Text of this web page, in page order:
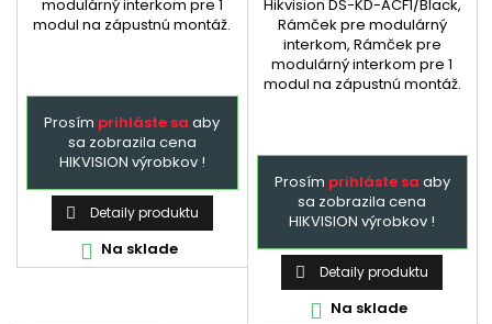
modulárný interkom pre 1
modul na zápustnú montáž.
Prosím prihláste sa aby
sa zobrazila cena
HIKVISION výrobkov !
 Detaily produktu
 Na sklade
Hikvision DS-KD-ACF1/Black,
Rámček pre modulárný
interkom, Rámček pre
modulárný interkom pre 1
modul na zápustnú montáž.
Prosím prihláste sa aby
sa zobrazila cena
HIKVISION výrobkov !
 Detaily produktu
 Na sklade